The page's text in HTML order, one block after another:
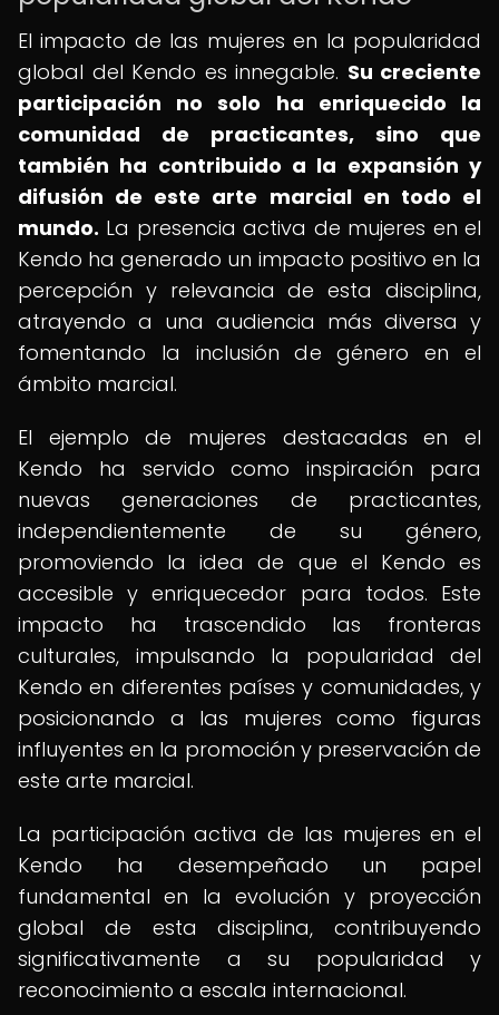
El impacto de las mujeres en la popularidad
global del Kendo es innegable. Su creciente
participación no solo ha enriquecido la
comunidad de practicantes, sino que
también ha contribuido a la expansión y
difusión de este arte marcial en todo el
mundo. La presencia activa de mujeres en el
Kendo ha generado un impacto positivo en la
percepción y relevancia de esta disciplina,
atrayendo a una audiencia más diversa y
fomentando la inclusión de género en el
ámbito marcial.
El ejemplo de mujeres destacadas en el
Kendo ha servido como inspiración para
nuevas generaciones de practicantes,
independientemente de su género,
promoviendo la idea de que el Kendo es
accesible y enriquecedor para todos. Este
impacto ha trascendido las fronteras
culturales, impulsando la popularidad del
Kendo en diferentes países y comunidades, y
posicionando a las mujeres como figuras
influyentes en la promoción y preservación de
este arte marcial.
La participación activa de las mujeres en el
Kendo ha desempeñado un papel
fundamental en la evolución y proyección
global de esta disciplina, contribuyendo
significativamente a su popularidad y
reconocimiento a escala internacional.